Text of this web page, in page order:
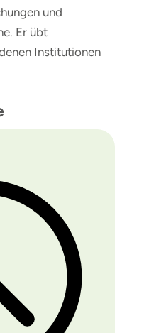
und
Er übt
Institutionen